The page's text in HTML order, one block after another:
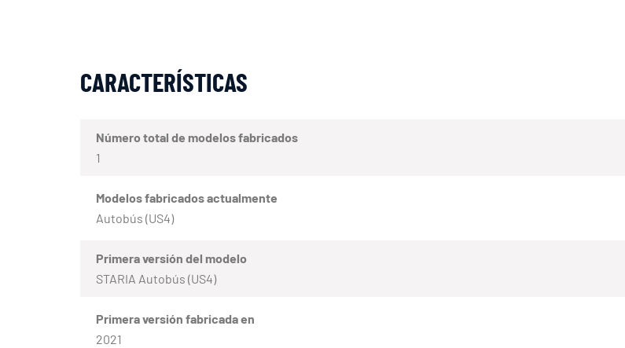
CARACTERÍSTICAS
Número total de modelos fabricados
1
Modelos fabricados actualmente
Autobús (US4)
Primera versión del modelo
STARIA Autobús (US4)
Primera versión fabricada en
2021